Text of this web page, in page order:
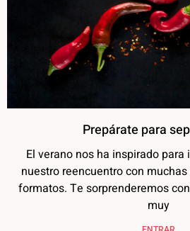
Prepárate para
El verano nos ha inspirado para
nuestro reencuentro con
formatos. Te sorprenderemos
muy